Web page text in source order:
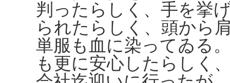
判ったらしく、手を挙
られたらしく、頭から
単服も血に染ってゐる
も更に安心したらしく